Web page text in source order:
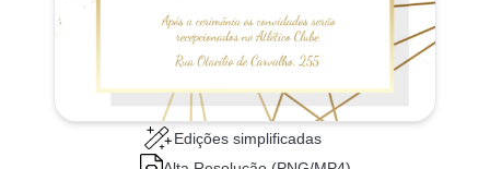
Edições simplificadas